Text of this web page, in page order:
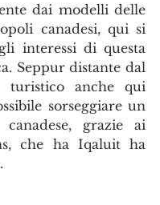
dai modelli delle
canadesi, qui si
interessi di questa
Seppur distante dal
turistico anche qui
sorseggiare un
grazie ai
che ha Iqaluit ha